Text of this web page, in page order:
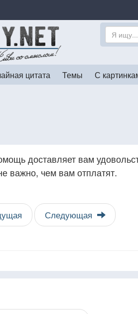
цитата Темы С
доставляет вам
важно, чем вам отплатят.
Следующая